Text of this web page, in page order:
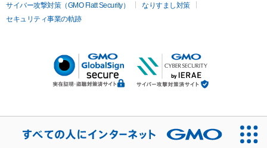
サイバー攻撃対策（GMO Flatt Security）
なりすまし対策
セキュリティ事業の軌跡